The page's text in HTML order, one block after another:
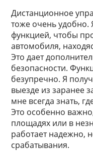
Дистанционное
тоже очень удобно.
функцией, чтобы
автомобиля,
Это дает
безопасности.
безупречно. Я
выезде из заранее
мне всегда знать,
Это особенно
площадях или в
работает надежно,
срабатывания.